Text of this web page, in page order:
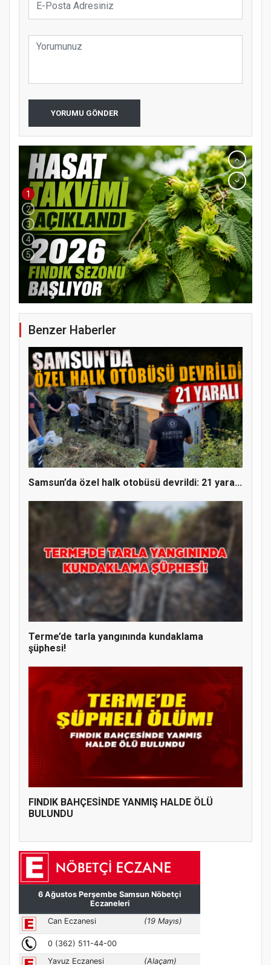
YORUMU GÖNDER
YENİ PARTİ TERME İLÇE BAŞKANLIĞINDA
ÜYE KATILIM PROGRAMI
1
2
3
4
5
Benzer Haberler
Samsun’da özel halk otobüsü devrildi: 21 yara...
Terme’de tarla yangınında kundaklama
şüphesi!
FINDIK BAHÇESİNDE YANMIŞ HALDE ÖLÜ
BULUNDU